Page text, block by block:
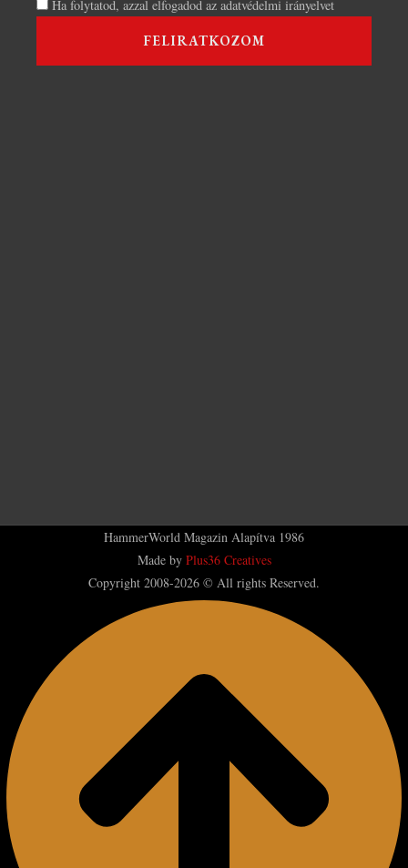
Ha folytatod, azzal elfogadod az adatvédelmi irányelvet
HammerWorld Magazin Alapítva 1986
Made by Plus36 Creatives
Copyright 2008-2026 © All rights Reserved.